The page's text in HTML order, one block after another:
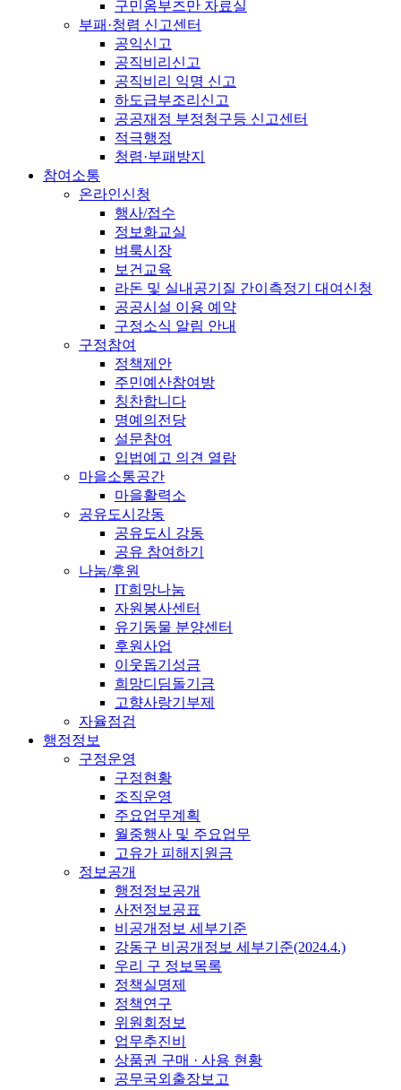
구민옴부즈만 자료실
부패·청렴 신고센터
공익신고
공직비리신고
공직비리 익명 신고
하도급부조리신고
공공재정 부정청구등 신고센터
적극행정
청렴·부패방지
참여소통
온라인신청
행사/접수
정보화교실
벼룩시장
보건교육
라돈 및 실내공기질 간이측정기 대여신청
공공시설 이용 예약
구정소식 알림 안내
구정참여
정책제안
주민예산참여방
칭찬합니다
명예의전당
설문참여
입법예고 의견 열람
마을소통공간
마을활력소
공유도시강동
공유도시 강동
공유 참여하기
나눔/후원
IT희망나눔
자원봉사센터
유기동물 분양센터
후원사업
이웃돕기성금
희망디딤돌기금
고향사랑기부제
자율점검
행정정보
구정운영
구정현황
조직운영
주요업무계획
월중행사 및 주요업무
고유가 피해지원금
정보공개
행정정보공개
사전정보공표
비공개정보 세부기준
강동구 비공개정보 세부기준(2024.4.)
우리 구 정보목록
정책실명제
정책연구
위원회정보
업무추진비
상품권 구매 · 사용 현황
공무국외출장보고